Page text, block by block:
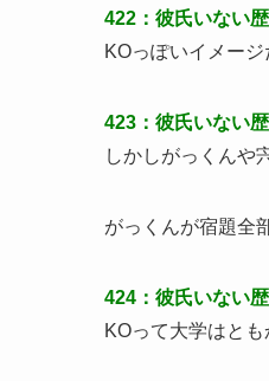
422：彼氏いない
KOっぽいイメー
423：彼氏いない
しかしがっくんや
がっくんが宿題全
424：彼氏いない
KOって大学はと